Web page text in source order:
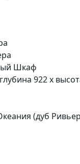
Шкаф
922 x
(дуб